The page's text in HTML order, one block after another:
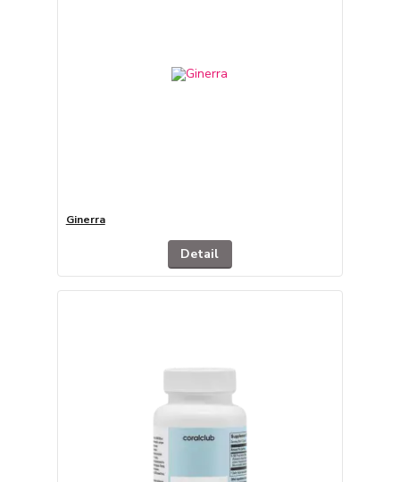
Ginerra
Detail